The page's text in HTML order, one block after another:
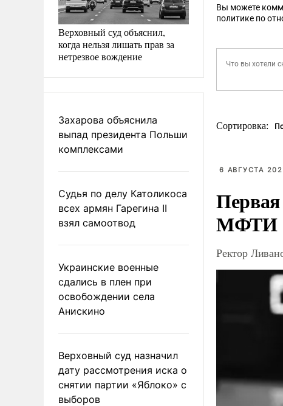
Верховный суд объяснил,
когда нельзя лишать прав за
нетрезвое вождение
Захарова объяснила
выпад президента Польши
комплексами
Судья по делу Католикоса
всех армян Гарегина II
взял самоотвод
Украинские военные
сдались в плен при
освобождении села
Анискино
Верховный суд назначил
дату рассмотрения иска о
снятии партии «Яблоко» с
выборов
Вы можете
политике по
Сортировка:
6 АВГУСТА
МФТИ
Ректор